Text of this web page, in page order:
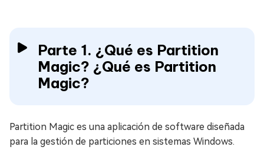
Parte 1. ¿Qué es Partition
Magic? ¿Qué es Partition
Magic?
Partition Magic es una aplicación de software diseñada
para la gestión de particiones en sistemas Windows.